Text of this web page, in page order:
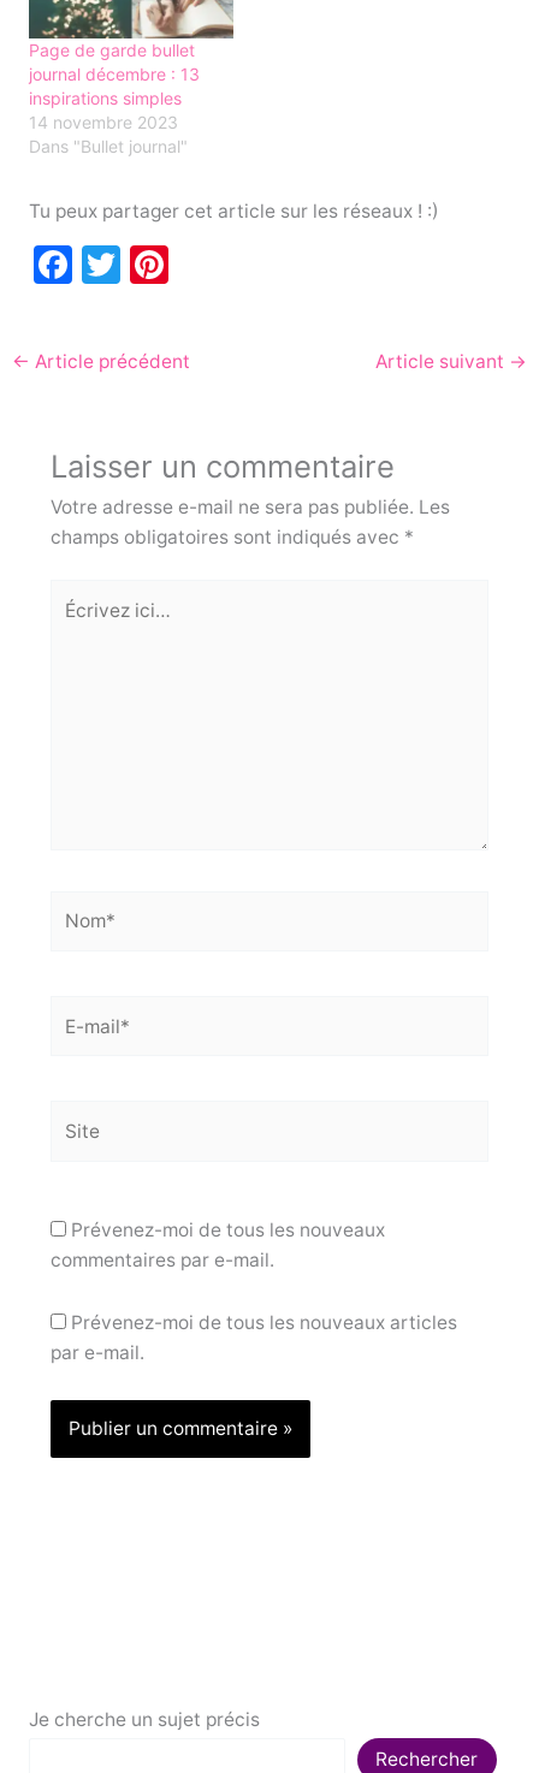
Page de garde bullet
journal décembre : 13
inspirations simples
14 novembre 2023
Dans "Bullet journal"
Tu peux partager cet article sur les réseaux ! :)
F
c
e
o
o
k
T
itt
er
Pi
e
← Article précédent Article suivant →
Laisser un commentaire
Votre adresse e-mail ne sera pas publiée. Les
champs obligatoires sont indiqués avec *
Écrivez
ici…
mail*
Prévenez-moi de tous les nouveaux
commentaires par e-mail.
Prévenez-moi de tous les nouveaux articles
par e-mail.
Je cherche un sujet précis
Rechercher